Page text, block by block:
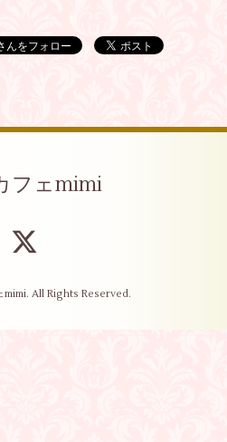
フェmimi
mimi. All Rights Reserved.